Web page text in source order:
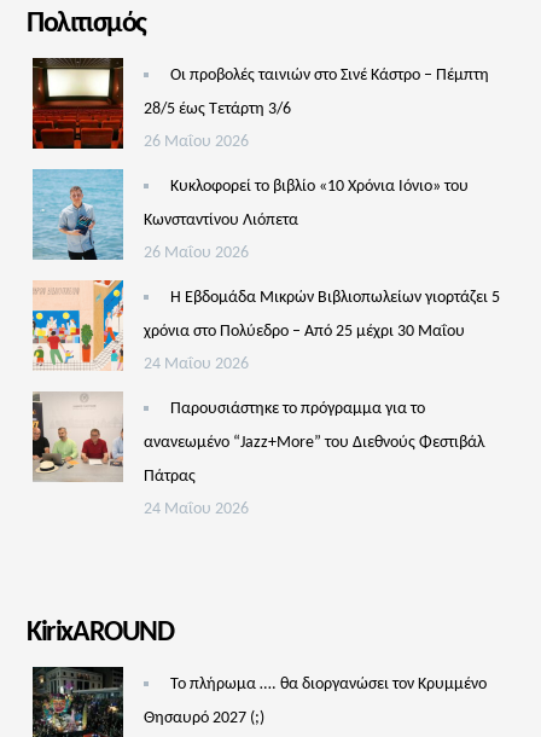
Πολιτισμός
Οι προβολές ταινιών στο Σινέ Κάστρο – Πέμπτη
28/5 έως Τετάρτη 3/6
26 Μαΐου 2026
Κυκλοφορεί το βιβλίο «10 Χρόνια Ιόνιο» του
Κωνσταντίνου Λιόπετα
26 Μαΐου 2026
Η Εβδομάδα Μικρών Βιβλιοπωλείων γιορτάζει 5
χρόνια στο Πολύεδρο – Από 25 μέχρι 30 Μαΐου
24 Μαΐου 2026
Παρουσιάστηκε το πρόγραμμα για το
ανανεωμένο “Jazz+More” του Διεθνούς Φεστιβάλ
Πάτρας
24 Μαΐου 2026
KirixAROUND
Το πλήρωμα …. θα διοργανώσει τον Κρυμμένο
Θησαυρό 2027 (;)